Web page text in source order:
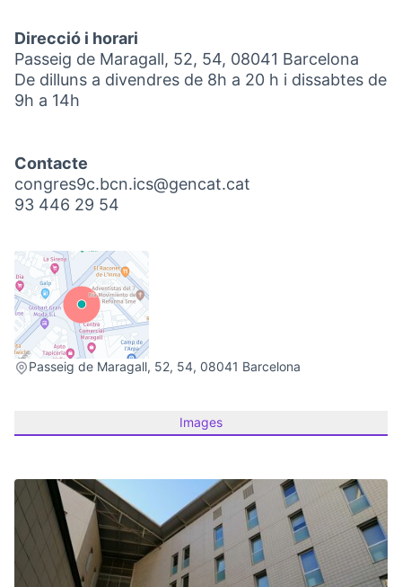
Direcció i horari
Passeig de Maragall, 52, 54, 08041 Barcelona
De dilluns a divendres de 8h a 20 h i dissabtes de
9h a 14h
Contacte
congres9c.bcn.ics@gencat.cat
93 446 29 54
Passeig de Maragall, 52, 54, 08041 Barcelona
(External link)
Images